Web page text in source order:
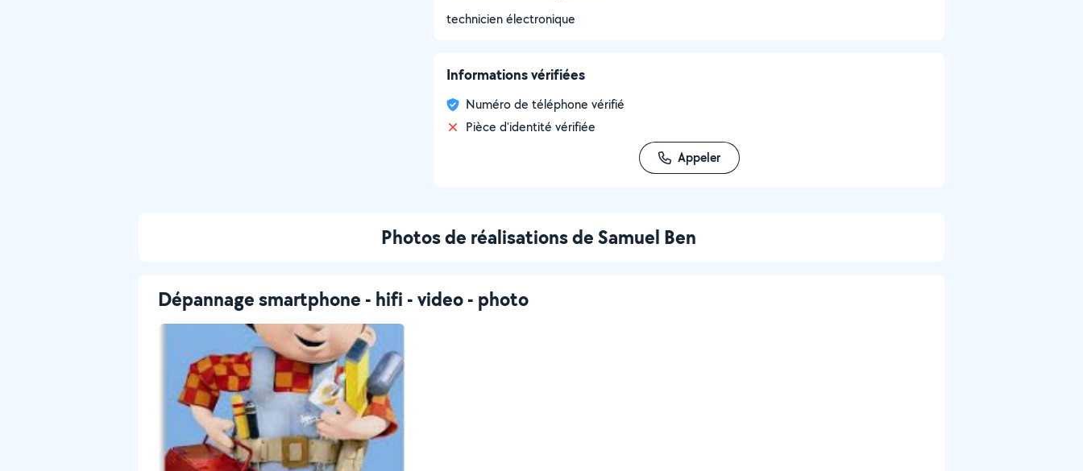
technicien électronique
Informations vérifiées
Numéro de téléphone vérifié
Pièce d'identité vérifiée
Appeler
Photos de réalisations de Samuel Ben
Dépannage smartphone - hifi - video - photo